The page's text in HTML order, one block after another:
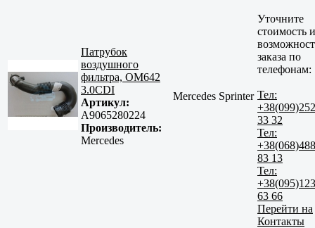
Патрубок
воздушного
фильтра, OM642
3.0CDI
Артикул:
A9065280224
Производитель:
Mercedes
Mercedes Sprinter
Уточните
стоимость и
заказа по
телефонам:
Тел:
+38(099)252
33 32
Тел:
+38(068)488
83 13
Тел:
+38(095)123
63 66
Перейти на
Контакты